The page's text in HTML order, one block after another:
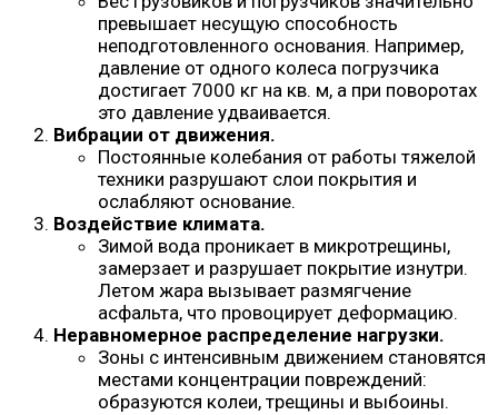
превышает несущую способность
неподготовленного основания. Например,
давление от одного колеса погрузчика
достигает 7000 кг на кв. м, а при поворотах
это давление удваивается.
Вибрации от движения.
Постоянные колебания от работы тяжелой
техники разрушают слои покрытия и
ослабляют основание.
Воздействие климата.
Зимой вода проникает в микротрещины,
замерзает и разрушает покрытие изнутри.
Летом жара вызывает размягчение
асфальта, что провоцирует деформацию.
Неравномерное распределение нагрузки.
Зоны с интенсивным движением становятся
местами концентрации повреждений:
образуются колеи, трещины и выбоины.